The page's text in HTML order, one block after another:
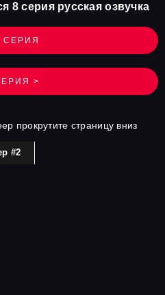
СЕРИЯ
8 серия русская озвучка
>
прокрутите страницу вниз
#2